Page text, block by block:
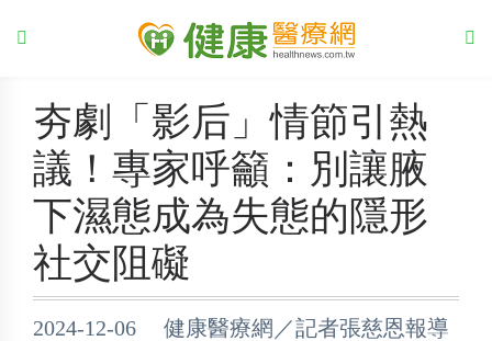
夯劇「影后」情節引熱
議！專家呼籲：別讓腋
下濕態成為失態的隱形
社交阻礙
2024-12-06 健康醫療網／記者張慈恩報導